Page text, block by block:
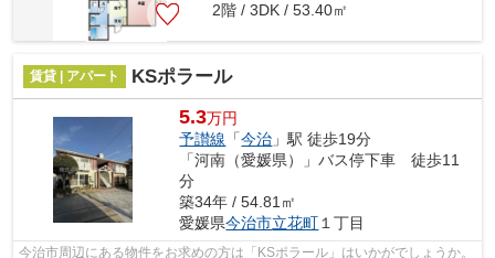
2階 / 3DK / 53.40㎡
賃貸 | アパート KSポラール
5.3万円
予讃線 「今治 」駅 徒歩19分
「河南（愛媛県）」バス停下車 徒歩11
分
築34年 / 54.81㎡
愛媛県今治市立花町１丁目
今治市周辺にある物件をお求めの方は「KSポラール」はいかがでしょうか。